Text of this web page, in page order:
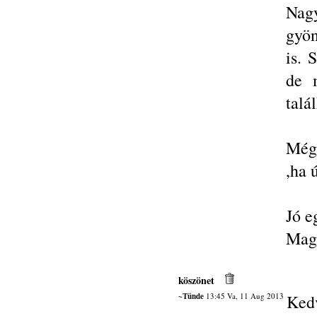
is.
de
,ha
Jó
köszönet
~Tünde13:45 Va, 11 Aug 2013